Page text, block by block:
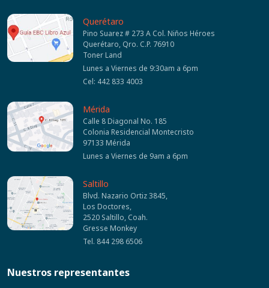
Querétaro
Pino Suarez # 273 A Col. Niños Héroes
Querétaro, Qro. C.P. 76910
Toner Land
Lunes a Viernes de 9:30am a 6pm
Cel: 442 833 4003
Mérida
Calle 8 Diagonal No. 185
Colonia Residencial Montecristo
97133 Mérida
Lunes a Viernes de 9am a 6pm
Saltillo
Blvd. Nazario Ortiz 3845,
Los Doctores,
2520 Saltillo, Coah.
Gresse Monkey
Tel. 844 298 6506
Nuestros representantes